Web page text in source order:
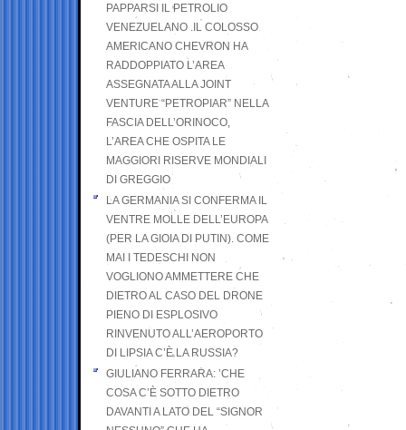
PAPPARSI IL PETROLIO
VENEZUELANO .IL COLOSSO
AMERICANO CHEVRON HA
RADDOPPIATO L’AREA
ASSEGNATA ALLA JOINT
VENTURE “PETROPIAR” NELLA
FASCIA DELL’ORINOCO,
L’AREA CHE OSPITA LE
MAGGIORI RISERVE MONDIALI
DI GREGGIO
LA GERMANIA SI CONFERMA IL
VENTRE MOLLE DELL’EUROPA
(PER LA GIOIA DI PUTIN). COME
MAI I TEDESCHI NON
VOGLIONO AMMETTERE CHE
DIETRO AL CASO DEL DRONE
PIENO DI ESPLOSIVO
RINVENUTO ALL’AEROPORTO
DI LIPSIA C’È LA RUSSIA?
GIULIANO FERRARA: ’CHE
COSA C’È SOTTO DIETRO
DAVANTI A LATO DEL “SIGNOR